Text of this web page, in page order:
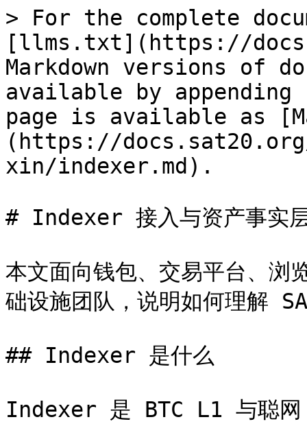
> For the complete
[llms.txt](https://
Markdown versions of
available by
page is available as
(https://
xin/indexer.md).
# Indexer 接入与资产事实
本文面向钱包、交易平台、
础设施团队，说明如何理解
## Indexer 是什么
Indexer 是 BTC L1 与聪网